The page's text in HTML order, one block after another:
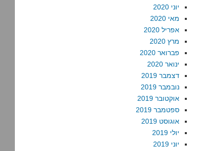
יוני 2020
מאי 2020
אפריל 2020
מרץ 2020
פברואר 2020
ינואר 2020
דצמבר 2019
נובמבר 2019
אוקטובר 2019
ספטמבר 2019
אוגוסט 2019
יולי 2019
יוני 2019